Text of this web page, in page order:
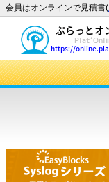
会員はオンラインで見積書(